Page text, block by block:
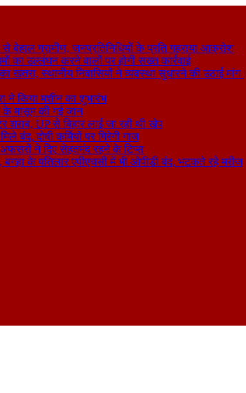
ग्रामीण, जनप्रतिनिधियों के प्रति गहराया आक्रोश
का उल्लंघन करने वालों पर होगी सख्त कार्रवाई
स्थानीय निवासियों ने व्यवस्था सुधारने की उठाई मांग।
ने किया मशीन का शुभारंभ
के मासूम की गई जान
शराब, UP से बिहार लाई जा रही थी खेप
बंद, दोषी कर्मियों पर गिरेगी गाज
अफसरों ने दिए सेहतमंद रहने के टिप्स
के पतिलार एपीएचसी में भी ओपीडी बंद, भटकते रहे मरीज